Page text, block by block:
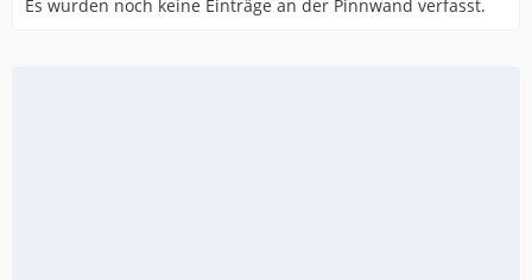
Es wurden noch keine Einträge an der Pinnwand verfasst.